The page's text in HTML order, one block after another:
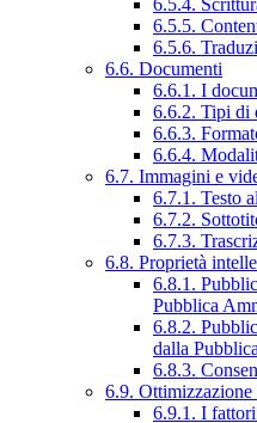
6.5.4.
6.5.5.
6.5.6.
6.6. Documenti
6.6.1. I
6.6.2. Tipi di
6.6.3.
6.6.4.
6.7. Immagini e
6.7.1. Testo
6.7.2.
6.7.3.
6.8. Proprietà
6.8.1.
Pubblica
6.8.2.
dalla
6.8.3.
6.9.
6.9.1. I fattori